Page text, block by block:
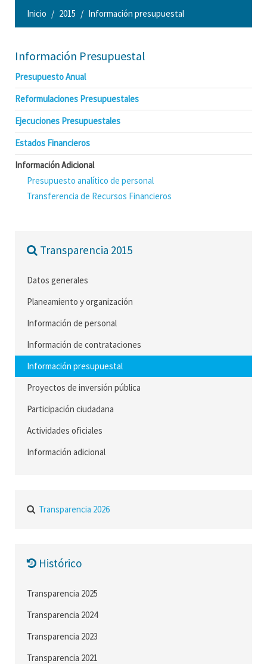
Inicio 2015 Información presupuestal
Información Presupuestal
Presupuesto Anual
Reformulaciones Presupuestales
Ejecuciones Presupuestales
Estados Financieros
Información Adicional
Presupuesto analítico de personal
Transferencia de Recursos Financieros
Transparencia 2015
Datos generales
Planeamiento y organización
Información de personal
Información de contrataciones
Información presupuestal
Proyectos de inversión pública
Participación ciudadana
Actividades oficiales
Información adicional
Transparencia 2026
Histórico
Transparencia 2025
Transparencia 2024
Transparencia 2023
Transparencia 2021